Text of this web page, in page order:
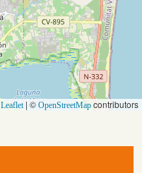
Leaflet |©OpenStreetMap contributors